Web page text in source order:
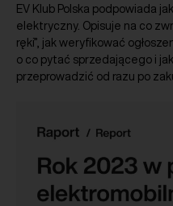
EV Klub Polska podpowiada
elektryczny. Opisuje na co
ręki”, jak weryfikować
o co pytać sprzedającego i
przeprowadzić od razu po